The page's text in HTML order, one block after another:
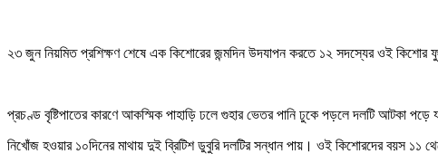
২৩ জুন নিয়মিত প্রশিক্ষণ শেষে এক কিশোরের জন্মদিন উদযাপন করতে ১২ সদস্যের ওই কিশোর
প্রচণ্ড বৃষ্টিপাতের কারণে আকস্মিক পাহাড়ি ঢলে গুহার ভেতর পানি ঢুকে পড়লে দলটি আটকা পড়ে
নিখোঁজ হওয়ার ১০দিনের মাথায় দুই ব্রিটিশ ডুবুরি দলটির সন্ধান পায়। ওই কিশোরদের বয়স ১১